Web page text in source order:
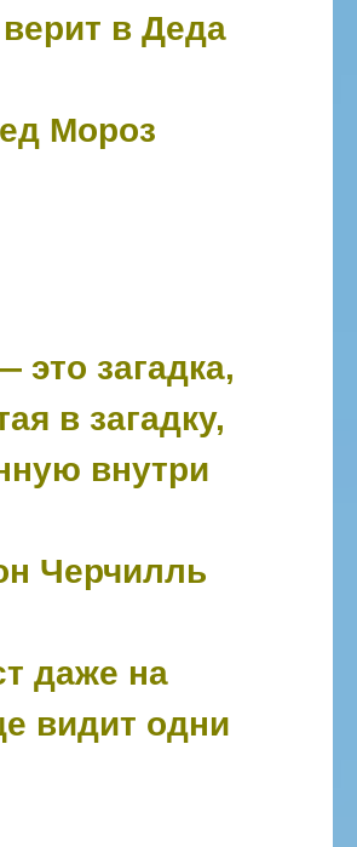
в Деда
Мороз
это загадка,
в загадку,
внутри
Черчилль
даже на
видит одни